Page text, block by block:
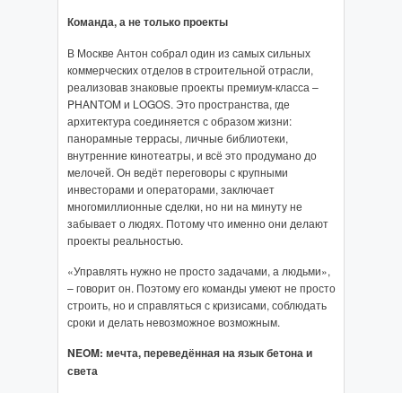
Команда, а не только проекты
В Москве Антон собрал один из самых сильных
коммерческих отделов в строительной отрасли,
реализовав знаковые проекты премиум-класса –
PHANTOM и LOGOS. Это пространства, где
архитектура соединяется с образом жизни:
панорамные террасы, личные библиотеки,
внутренние кинотеатры, и всё это продумано до
мелочей. Он ведёт переговоры с крупными
инвесторами и операторами, заключает
многомиллионные сделки, но ни на минуту не
забывает о людях. Потому что именно они делают
проекты реальностью.
«Управлять нужно не просто задачами, а людьми»,
– говорит он. Поэтому его команды умеют не просто
строить, но и справляться с кризисами, соблюдать
сроки и делать невозможное возможным.
NEOM: мечта, переведённая на язык бетона и
света